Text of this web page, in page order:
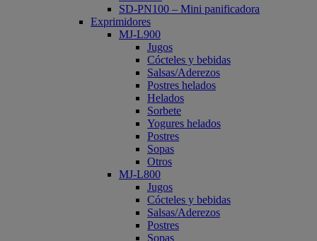
SD-PN100 – Mini panificadora
Exprimidores
MJ-L900
Jugos
Cócteles y bebidas
Salsas/Aderezos
Postres helados
Helados
Sorbete
Yogures helados
Postres
Sopas
Otros
MJ-L800
Jugos
Cócteles y bebidas
Salsas/Aderezos
Postres
Sopas